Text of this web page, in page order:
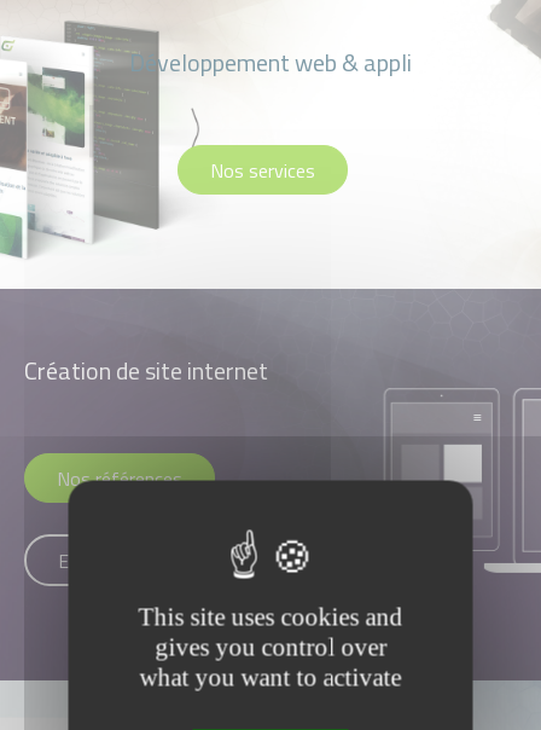
Développement web & appli
Nos services
Création de site internet
Nos références
En savoir plus
This site uses cookies and
gives you control over
what you want to activate